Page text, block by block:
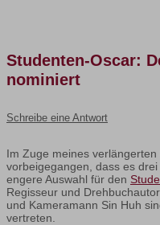
Studenten-Oscar:
nominiert
Schreibe eine Antwort
Im Zuge meines
vorbeigegangen, dass es
engere Auswahl für den
Regisseur und
und Kameramann Sin Huh
vertreten.